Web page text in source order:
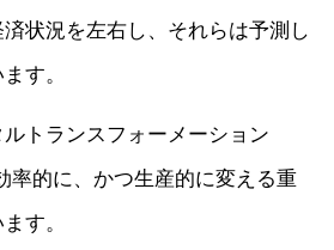
状況を左右し、それらは予測し
す。
トランスフォーメーション
率的に、かつ生産的に変える重
す。